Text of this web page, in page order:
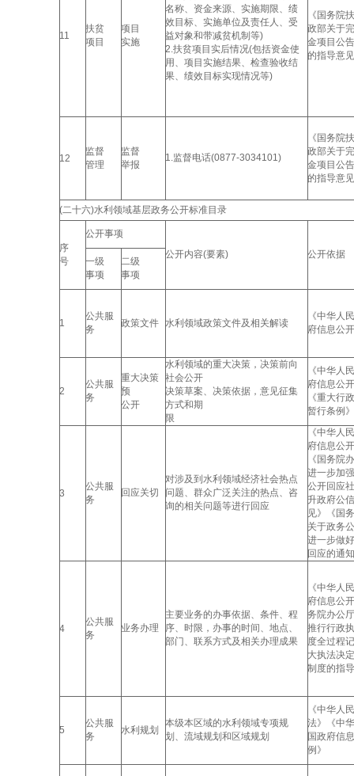
11
扶贫
项目
项目
实施
名称、资金来源、实施期限、绩
效目标、实施单位及责任人、受
益对象和带减贫机制等)
2.扶贫项目实后情况(包括资金使
用、项目实施结果、检查验收结
果、绩效目标实现情况等)
《国务院
政部关于
金项目公
的指导意
12
监督
管理
监督
举报
1.监督电话(0877-3034101)
《国务院
政部关于
金项目公
的指导意
(二十六)水利领域基层政务公开标准目录
序
号
公开事项
公开内容(要素)
公开依据
一级
事项
二级
事项
1
公共服
务
政策文件 水利领域政策文件及相关解读
《中华人
府信息公
2
公共服
务
重大决策
预
公开
水利领域的重大决策，决策前向
社会公开
决策草案、决策依据，意见征集
方式和期
限
《中华人
府信息公
《重大行
暂行条例
3
公共服
务
回应关切
对涉及到水利领域经济社会热点
问题、群众广泛关注的热点、咨
询的相关问题等进行回应
《中华人
府信息公
《国务院
进一步加
公开回应
升政府公
见》《国
关于政务
进一步做
回应的通
4
公共服
务
业务办理
主要业务的办事依据、条件、程
序、时限，办事的时间、地点、
部门、联系方式及相关办理成果
《中华人
府信息公
务院办公
推行行政
度全过程
大执法决
制度的指
5
公共服
务
水利规划
本级本区域的水利领域专项规
划、流域规划和区域规划
《中华人
法》《中
国政府信
例》